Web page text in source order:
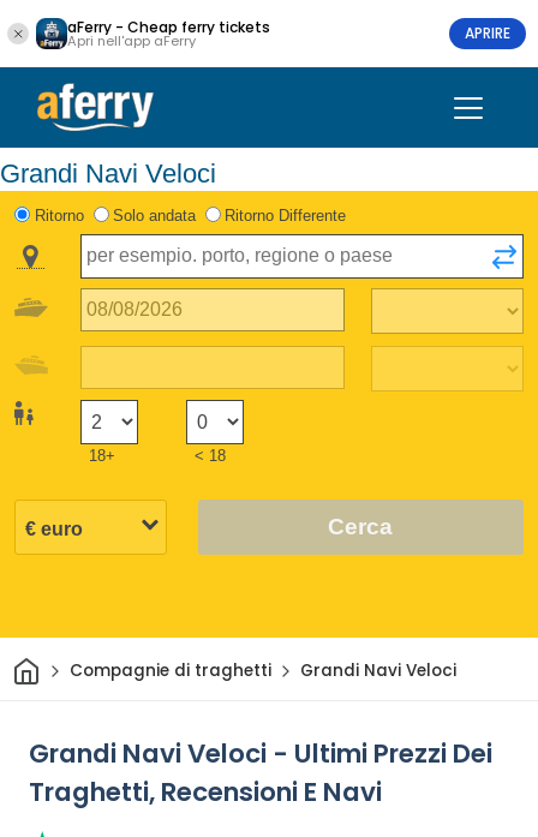
aFerry - Cheap ferry tickets
Apri nell'app aFerry APRIRE
Grandi Navi Veloci
Ritorno Solo andata Ritorno Differente
18+ < 18
Cerca
CasaCompagnie di traghetti Grandi Navi Veloci
Grandi Navi Veloci - Ultimi Prezzi Dei
Traghetti, Recensioni E Navi